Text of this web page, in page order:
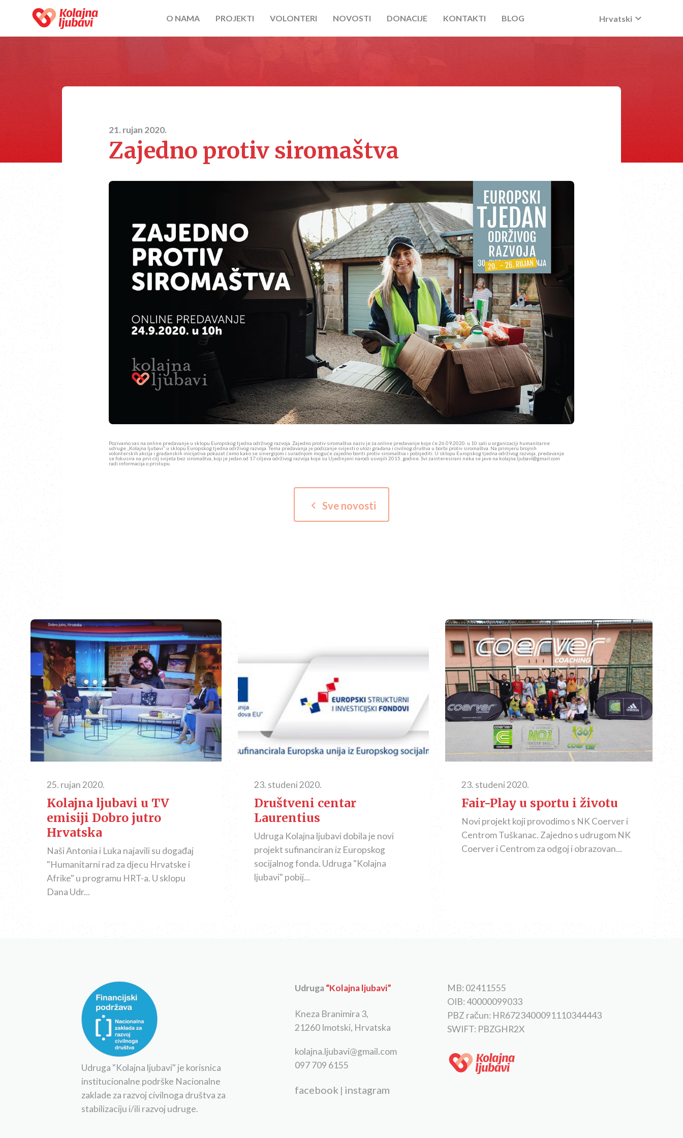
O NAMA PROJEKTI VOLONTERI NOVOSTI DONACIJE KONTAKTI BLOG Hrvatski keyboard_arrow_down
21. rujan 2020.
Zajedno protiv siromaštva
Pozivamo vas na online predavanje u sklopu Europskog tjedna održivog razvoja. Zajedno protiv siromaštva naziv je za online predavanje koje će 26.09.2020. u 10 sati u organizaciji humanitarne
udruge „Kolajna ljubavi“ u sklopu Europskog tjedna održivog razvoja. Tema predavanja je podizanje svijesti o ulozi građana i civilnog društva u borbi protiv siromaštva. Na primjeru brojnih
volonterskih akcija i građanskih inicijativa pokazat ćemo kako se sinergijom i suradnjom moguće zajedno boriti protiv siromaštva i pobijediti. U sklopu Europskog tjedna održivog razvoja, predavanje
se fokusira na prvi cilj svijeta bez siromaštva, koji je jedan od 17 ciljeva održivog razvoja koje su Ujedinjeni narodi usvojili 2015. godine. Svi zainteresirani neka se jave na kolajna.ljubavi@gmail.com
radi informacija o pristupu.
keyboard_arrow_left Sve novosti
25. rujan 2020.
Kolajna ljubavi u TV
emisiji Dobro jutro
Hrvatska
Naši Antonia i Luka najavili su događaj
"Humanitarni rad za djecu Hrvatske i
Afrike" u programu HRT-a. U sklopu
Dana Udr...
23. studeni 2020.
Društveni centar
Laurentius
Udruga Kolajna ljubavi dobila je novi
projekt sufinanciran iz Europskog
socijalnog fonda. Udruga "Kolajna
ljubavi" pobij...
23. studeni 2020.
Fair-Play u sportu i životu
Novi projekt koji provodimo s NK Coerver i
Centrom Tuškanac. Zajedno s udrugom NK
Coerver i Centrom za odgoj i obrazovan...
Udruga "Kolajna ljubavi" je korisnica
institucionalne podrške Nacionalne
zaklade za razvoj civilnoga društva za
stabilizaciju i/ili razvoj udruge.
Udruga“Kolajna ljubavi”
Kneza Branimira 3,
21260 Imotski, Hrvatska
kolajna.ljubavi@gmail.com
097 709 6155
facebook| instagram
MB: 02411555
OIB: 40000099033
PBZ račun: HR6723400091110344443
SWIFT: PBZGHR2X